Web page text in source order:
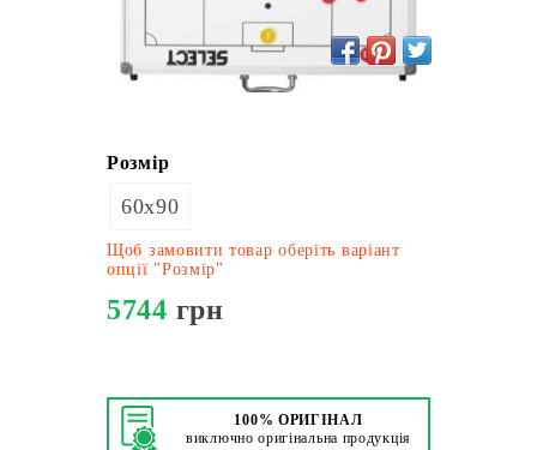
Розмір
60х90
Щоб замовити товар оберіть варіант
опції "Розмір"
5744 грн
100% ОРИГІНАЛ
виключно оригінальна продукція